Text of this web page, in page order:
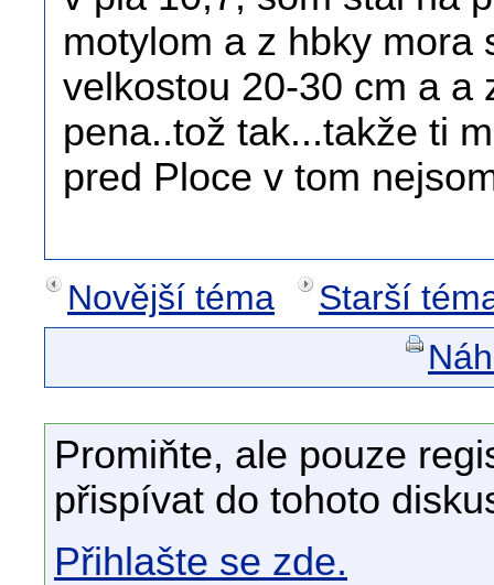
motylom a z hbky mora
velkostou 20-30 cm a a
pena..tož tak...takže ti
pred Ploce v tom
Novější téma
Starší
Promiňte, ale pouze
přispívat do tohoto
Přihlašte se zde.